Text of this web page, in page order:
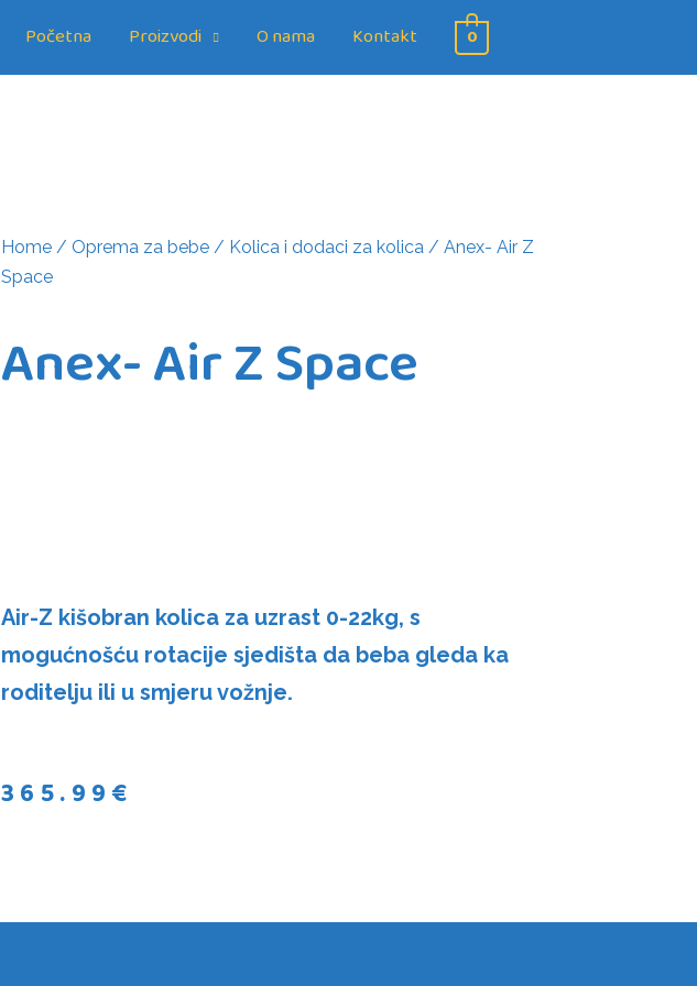
Početna Proizvodi O nama Kontakt 0
Home / Oprema za bebe / Kolica i dodaci za kolica / Anex- Air Z
Space
Anex- Air Z Space
Air-Z kišobran kolica za uzrast 0-22kg, s
mogućnošću rotacije sjedišta da beba gleda ka
roditelju ili u smjeru vožnje.
365.99€